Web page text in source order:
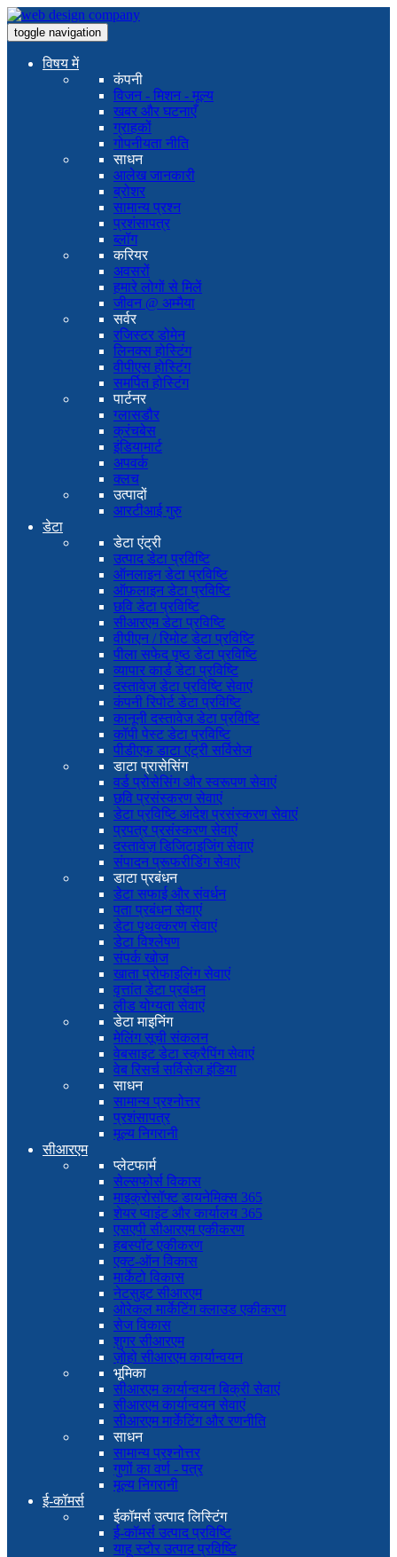
toggle navigation
विषय में
कंपनी
विजन - मिशन - मूल्य
खबर और घटनाएँ
ग्राहकों
गोपनीयता नीति
साधन
आलेख जानकारी
ब्रोशर
सामान्य प्रश्न
प्रशंसापत्र
ब्लॉग
करियर
अवसरों
हमारे लोगों से मिलें
जीवन @ अम्मैया
सर्वर
रजिस्टर डोमेन
लिनक्स होस्टिंग
वीपीएस होस्टिंग
समर्पित होस्टिंग
पार्टनर
ग्लासडौर
क्रंचबेस
इंडियामार्ट
अपवर्क
क्लच
उत्पादों
आरटीआई गुरु
डेटा
डेटा एंट्री
उत्पाद डेटा प्रविष्टि
ऑनलाइन डेटा प्रविष्टि
ऑफ़लाइन डेटा प्रविष्टि
छवि डेटा प्रविष्टि
सीआरएम डेटा प्रविष्टि
वीपीएन / रिमोट डेटा प्रविष्टि
पीला सफेद पृष्ठ डेटा प्रविष्टि
व्यापार कार्ड डेटा प्रविष्टि
दस्तावेज़ डेटा प्रविष्टि सेवाएं
कंपनी रिपोर्ट डेटा प्रविष्टि
कानूनी दस्तावेज डेटा प्रविष्टि
कॉपी पेस्ट डेटा प्रविष्टि
पीडीएफ डाटा एंट्री सर्विसेज
डाटा प्रासेसिंग
वर्ड प्रोसेसिंग और स्वरूपण सेवाएं
छवि प्रसंस्करण सेवाएं
डेटा प्रविष्टि आदेश प्रसंस्करण सेवाएं
प्रपत्र प्रसंस्करण सेवाएं
दस्तावेज़ डिजिटाइजिंग सेवाएं
संपादन प्रूफरीडिंग सेवाएं
डाटा प्रबंधन
डेटा सफाई और संवर्धन
पता प्रबंधन सेवाएं
डेटा पृथक्करण सेवाएं
डेटा विश्लेषण
संपर्क खोज
खाता प्रोफाइलिंग सेवाएं
वृत्तांत डेटा प्रबंधन
लीड योग्यता सेवाएं
डेटा माइनिंग
मेलिंग सूची संकलन
वेबसाइट डेटा स्क्रैपिंग सेवाएं
वेब रिसर्च सर्विसेज इंडिया
साधन
सामान्य प्रश्नोत्तर
प्रशंसापत्र
मूल्य निगरानी
सीआरएम
प्लेटफार्म
सेल्सफोर्स विकास
माइक्रोसॉफ्ट डायनेमिक्स 365
शेयर प्वाइंट और कार्यालय 365
एसएपी सीआरएम एकीकरण
हबस्पॉट एकीकरण
एक्ट-ऑन विकास
मार्केटो विकास
नेटसुइट सीआरएम
ओरेकल मार्केटिंग क्लाउड एकीकरण
सेज विकास
शुगर सीआरएम
ज़ोहो सीआरएम कार्यान्वयन
भूमिका
सीआरएम कार्यान्वयन बिक्री सेवाएं
सीआरएम कार्यान्वयन सेवाएं
सीआरएम मार्केटिंग और रणनीति
साधन
सामान्य प्रश्नोत्तर
गुणों का वर्ण - पत्र
मूल्य निगरानी
ई-कॉमर्स
ईकॉमर्स उत्पाद लिस्टिंग
ई-कॉमर्स उत्पाद प्रविष्टि
याहू स्टोर उत्पाद प्रविष्टि